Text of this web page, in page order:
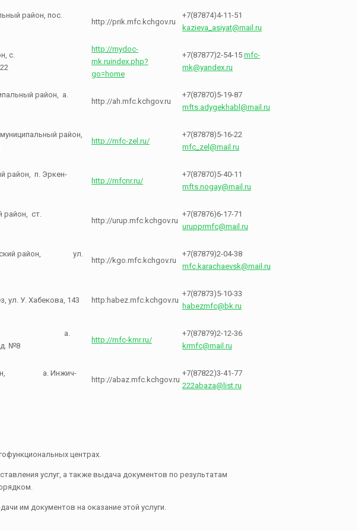
район, пос.
http://prik.mfc.kchgov.ru
+7(87874)4-11-51
kazieva_asiyat@mail.ru
с.
http://mydoc-
mk.ruindex.php?
go=home
+7(87877)2-54-15 mfc-
mk@yandex.ru
район, а.
http://ah.mfc.kchgov.ru
+7(87870)5-19-87
mfts.adygekhabl@mail.ru
район,
http://mfc-zel.ru/
+7(87878)5-16-22
mfc_zel@mail.ru
район, п. Эркен-
http://mfcnr.ru/
+7(87870)5-40-11
mfts.nogay@mail.ru
район, ст.
http://urup.mfc.kchgov.ru
+7(87876)6-17-71
urupprmfc@mail.ru
район, ул.
http://kgo.mfc.kchgov.ru
+7(87879)2-04-38
mfc.karachaevsk@mail.ru
ул. У. Хабекова, 143 http:habez.mfc.kchgov.ru
+7(87873)5-10-33
habezmfc@bk.ru
район, а.
№8
http://mfc-kmr.ru/
+7(87879)2-12-36
krmfc@mail.ru
а. Инжич-
http://abaz.mfc.kchgov.ru
+7(87822)3-41-77
222abaza@list.ru
центрах.
услуг, а также выдача документов по результатам
им документов на оказание этой услуги.